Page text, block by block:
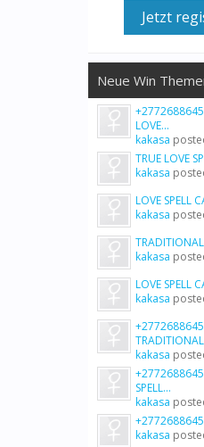
Jetzt
Neue Win
LOVE...
kakasa
TRUE LOVE
kakasa
LOVE SPELL
kakasa
kakasa
LOVE SPELL
kakasa
kakasa
SPELL...
kakasa
kakasa